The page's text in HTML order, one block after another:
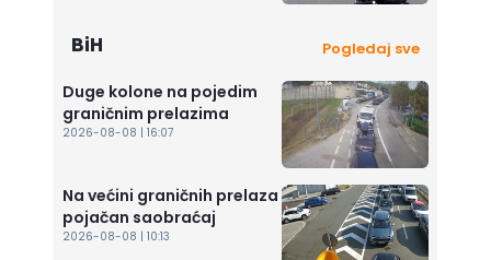
BiH Pogledaj sve
Duge kolone na pojedim
graničnim prelazima
2026-08-08 | 16:07
Na većini graničnih prelaza
pojačan saobraćaj
2026-08-08 | 10:13